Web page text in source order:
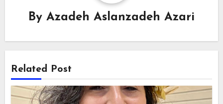
By Azadeh Aslanzadeh Azari
Related Post